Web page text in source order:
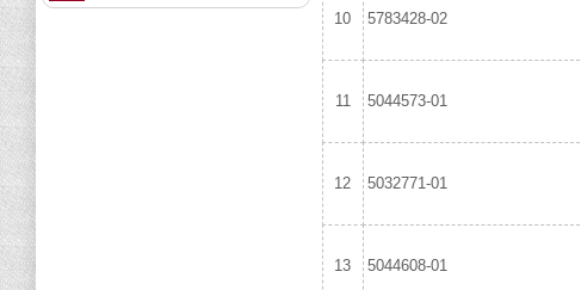
10 5783428-02
11 5044573-01
12 5032771-01
13 5044608-01